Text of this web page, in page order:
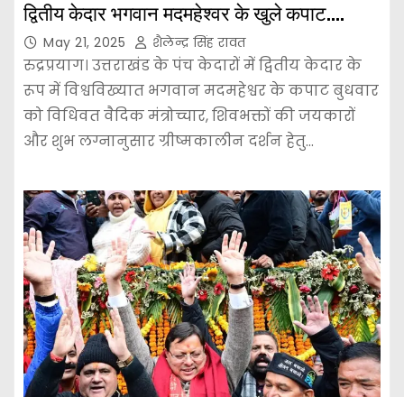
द्वितीय केदार भगवान मदमहेश्वर के खुले कपाट….
May 21, 2025 शैलेन्द्र सिंह रावत
रुद्रप्रयाग। उत्तराखंड के पंच केदारों में द्वितीय केदार के
रूप में विश्वविख्यात भगवान मदमहेश्वर के कपाट बुधवार
को विधिवत वैदिक मंत्रोच्चार, शिवभक्तों की जयकारों
और शुभ लग्नानुसार ग्रीष्मकालीन दर्शन हेतु…